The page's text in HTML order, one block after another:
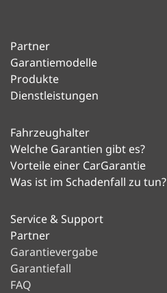
Partner
Garantiemodelle
Produkte
Dienstleistungen
Fahrzeughalter
Welche Garantien gibt es?
Vorteile einer CarGarantie
Was ist im Schadenfall zu tun?
Service & Support
Partner
Garantievergabe
Garantiefall
FAQ